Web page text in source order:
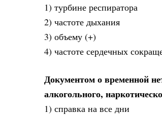
1) турбине респиратора
2) частоте дыхания
3) объему (+)
4) частоте сердечных
Документом о временной
алкогольного,
1) справка на все дни